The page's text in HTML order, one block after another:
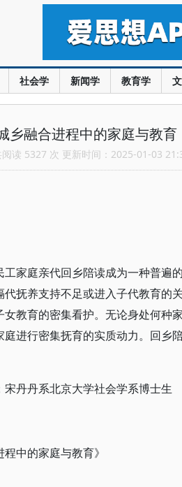
社会学 新闻学 教育学
乡融合进程中的家庭与教育
读 5327 次 更新时间：2025-01-03
家庭亲代回乡陪读成为一种普遍
抚养支持不足或进入子代教育的
教育的密集看护。无论身处何种
进行密集抚育的实质动力。回乡
丹丹系北京大学社会学系博士生
中的家庭与教育》